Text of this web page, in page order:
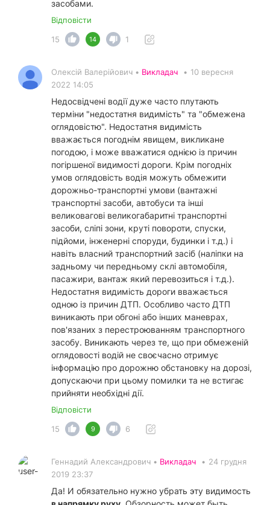
засобами.
Відповісти
15
14 1
Олексій Валерійович • Викладач • 10 вересня
2022 14:05
Недосвідчені водії дуже часто плутають
терміни "недостатня видимість" та "обмежена
оглядовістю". Недостатня видимість
вважається погоднім явищем, викликане
погодою, і може вважатися однією із причин
погіршеної видимості дороги. Крім погодніх
умов оглядовість водія можуть обмежити
дорожньо-транспортні умови (вантажні
транспортні засоби, автобуси та інші
великовагові великогабаритні транспортні
засоби, сліпі зони, круті повороти, спуски,
підйоми, інженерні споруди, будинки і т.д.) і
навіть власний транспортний засіб (наліпки на
задньому чи передньому склі автомобіля,
пасажири, вантаж який перевозиться і т.д.).
Недостатня видимість дороги вважається
одною із причин ДТП. Особливо часто ДТП
виникають при обгоні або інших маневрах,
пов'язаних з перестроюванням транспортного
засобу. Виникають через те, що при обмеженій
оглядовості водій не своєчасно отримує
інформацію про дорожню обстановку на дорозі,
допускаючи при цьому помилки та не встигає
прийняти необхідні дії.
Відповісти
15
9 6
Геннадий Александрович • Викладач • 24 грудня
2019 23:37
Да! И обязательно нужно убрать эту видимость